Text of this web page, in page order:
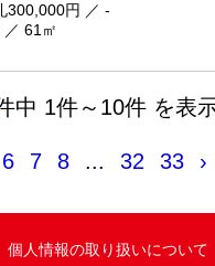
300,000円 ／ -
61㎡
中 1件～10件 を表
6 7 8 ... 32 33 ›
個人情報の取り扱いについて